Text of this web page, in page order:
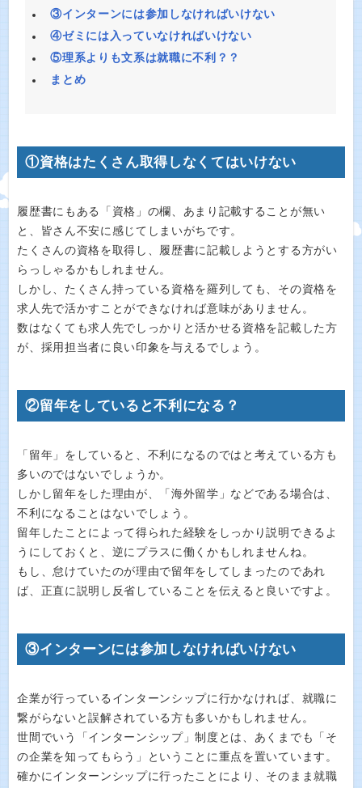
③インターンには参加しなければいけない
④ゼミには入っていなければいけない
⑤理系よりも文系は就職に不利？？
まとめ
①資格はたくさん取得しなくてはいけない
履歴書にもある「資格」の欄、あまり記載することが無い
と、皆さん不安に感じてしまいがちです。
たくさんの資格を取得し、履歴書に記載しようとする方がい
らっしゃるかもしれません。
しかし、たくさん持っている資格を羅列しても、その資格を
求人先で活かすことができなければ意味がありません。
数はなくても求人先でしっかりと活かせる資格を記載した方
が、採用担当者に良い印象を与えるでしょう。
②留年をしていると不利になる？
「留年」をしていると、不利になるのではと考えている方も
多いのではないでしょうか。
しかし留年をした理由が、「海外留学」などである場合は、
不利になることはないでしょう。
留年したことによって得られた経験をしっかり説明できるよ
うにしておくと、逆にプラスに働くかもしれませんね。
もし、怠けていたのが理由で留年をしてしまったのであれ
ば、正直に説明し反省していることを伝えると良いですよ。
③インターンには参加しなければいけない
企業が行っているインターンシップに行かなければ、就職に
繋がらないと誤解されている方も多いかもしれません。
世間でいう「インターンシップ」制度とは、あくまでも「そ
の企業を知ってもらう」ということに重点を置いています。
確かにインターンシップに行ったことにより、そのまま就職